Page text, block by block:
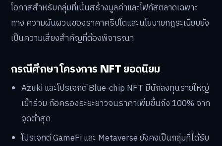
โอกาสสำหรับกลุ่มที่เน้นสร้างมูลค่าและโฟกัสตลาดเฉพาะ
ทาง ความผันผวนของราคาคริปโตและนโยบายกฎระเบียบยัง
เป็นความเสี่ยงสำคัญที่ต้องพิจารณา
กรณีศึกษา โครงการ NFT ยอดนิยม
Azuki และโปรเจกต์ Blue-chip NFT มีนักลงทุนรายใหญ่
เข้าร่วม ถือครองระยะยาวจนราคาเพิ่มขึ้นถึง 100% จาก
จุดต่ำสุด
โปรเจกต์ GameFi และ Metaverse ยังคงเป็นกลุ่มที่ได้รับ